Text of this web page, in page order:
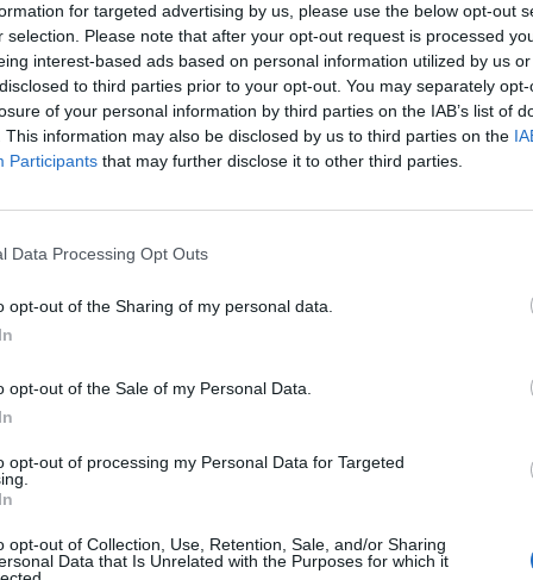
for targeted advertising by us, please use the below opt-out
selection. Please note that after your opt-out request is processed
interest-based ads based on personal information utilized by us
to third parties prior to your opt-out. You may separately
of your personal information by third parties on the IAB’s list of
This information may also be disclosed by us to third parties on the
Participants that may further disclose it to other third parties.
Data Processing Opt Outs
opt-out of the Sharing of my personal data.
opt-out of the Sale of my Personal Data.
opt-out of processing my Personal Data for Targeted
opt-out of Collection, Use, Retention, Sale, and/or Sharing
Data that Is Unrelated with the Purposes for which it
a leromlott állapotú, felhagyott és szennyezett ipari
és fejlesztését célozta meg. Az
mígnem idén márciusban a kormány be nem
alakul a kapcsolódó akcióterületek kijelölésére.
derültek ki, így mi egyenesen az újonnan alakult
és jelentkezésAmit eddig tudunk Amennyiben valaki
az országban. Az akcióterv célja a a leromlott állapotú...
portfolio.hu hírarchívumához tartozik, melynek olvasása
tartalmazza:
elmúlt 2 év napon belüli